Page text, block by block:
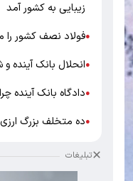
زیبایی به کشور آمد
●فولاد نصف کشور را
●انحلال بانک آینده
●دادگاه بانک آینده
●ده متخلف بزرگ
تبلیغات